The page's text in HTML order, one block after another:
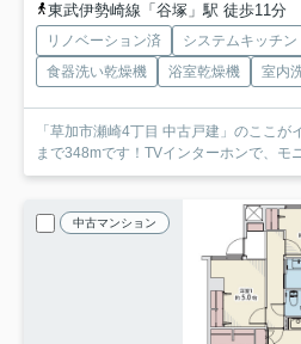
東武伊勢崎線「谷塚」駅 徒歩11分
リノベーション済 システムキッチン
食器洗い乾燥機
浴室乾燥機 室内
「草加市瀬崎4丁目 中古戸建」のここ
まで348mです！TVインターホンで、モ
中古マンション